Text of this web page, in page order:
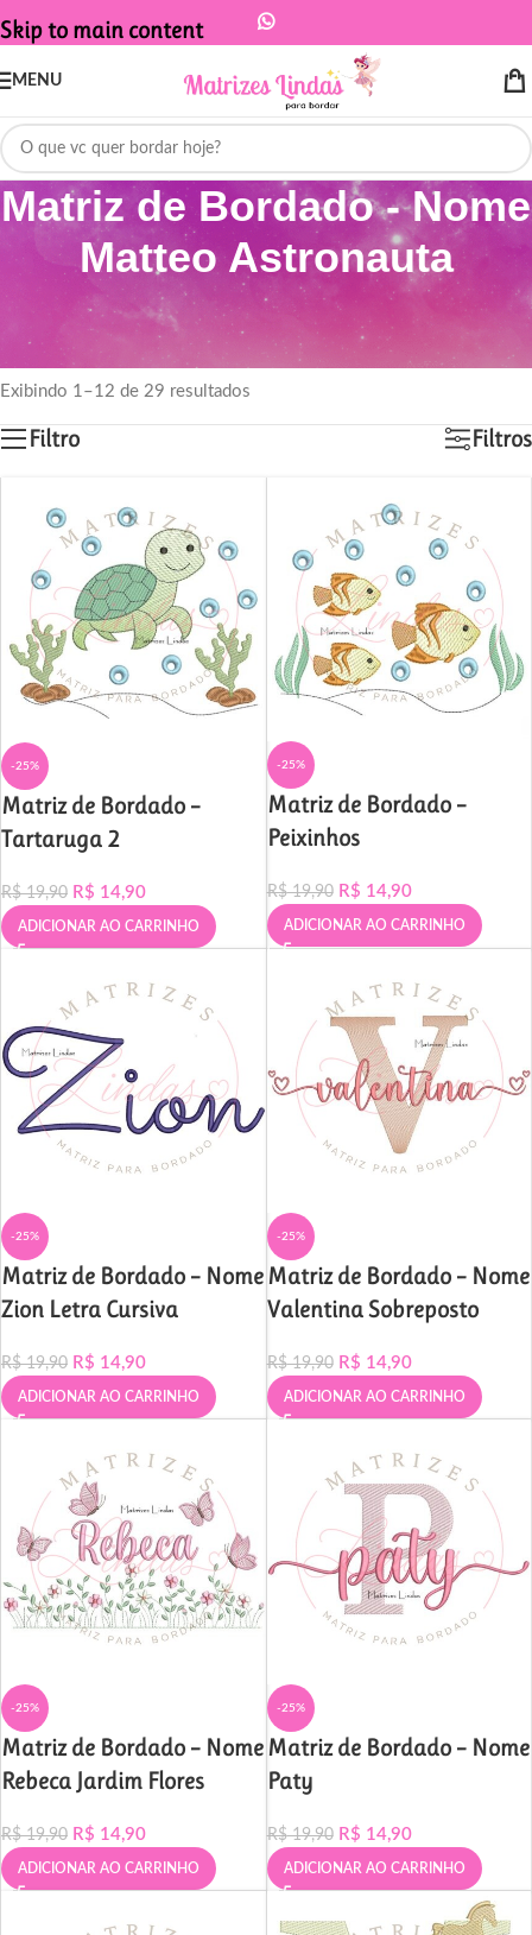
Skip to main content
MENU
Matriz de Bordado - Nome
Matteo Astronauta
Início
Produtos marcados com a tag “Matriz de Bordado - Nome Matteo
Astronauta”
Exibindo 1–12 de 29 resultados
Filtro Filtros
-25%
Matriz de Bordado –
Tartaruga 2
R$19,90 R$ 14,90
ADICIONAR AO CARRINHO
-25%
Matriz de Bordado –
Peixinhos
R$19,90 R$ 14,90
ADICIONAR AO CARRINHO
-25%
Matriz de Bordado – Nome
Zion Letra Cursiva
R$19,90 R$ 14,90
ADICIONAR AO CARRINHO
-25%
Matriz de Bordado – Nome
Valentina Sobreposto
R$19,90 R$ 14,90
ADICIONAR AO CARRINHO
-25%
Matriz de Bordado – Nome
Rebeca Jardim Flores
R$19,90 R$ 14,90
ADICIONAR AO CARRINHO
-25%
Matriz de Bordado – Nome
Paty
R$19,90 R$ 14,90
ADICIONAR AO CARRINHO